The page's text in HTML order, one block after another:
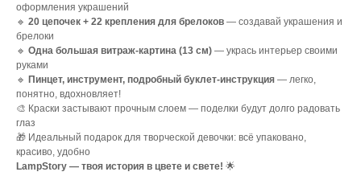
оформления украшений
🔹 20 цепочек + 22 крепления для брелоков — создавай украшения и
брелоки
🔹 Одна большая витраж-картина (13 см) — укрась интерьер своими
руками
🔹 Пинцет, инструмент, подробный буклет-инструкция — легко,
понятно, вдохновляет!
🎨 Краски застывают прочным слоем — поделки будут долго радовать
глаз
🎁 Идеальный подарок для творческой девочки: всё упаковано,
красиво, удобно
LampStory — твоя история в цвете и свете! 🌟